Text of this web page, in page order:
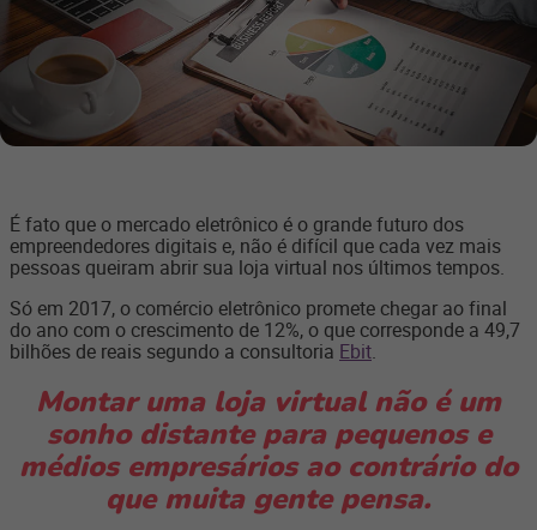
É fato que o mercado eletrônico é o grande futuro dos
empreendedores digitais e, não é difícil que cada vez mais
pessoas queiram abrir sua loja virtual nos últimos tempos.
Só em 2017, o comércio eletrônico promete chegar ao final
do ano com o crescimento de 12%, o que corresponde a 49,7
bilhões de reais segundo a consultoria Ebit.
Montar uma loja virtual não é um
sonho distante para pequenos e
médios empresários ao contrário do
que muita gente pensa.